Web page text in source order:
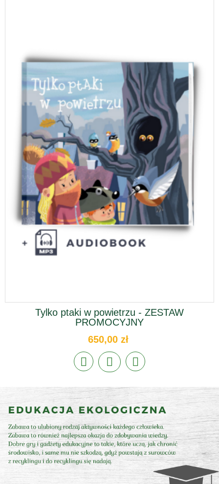
Tylko ptaki w powietrzu - ZESTAW
PROMOCYJNY
650,00 zł